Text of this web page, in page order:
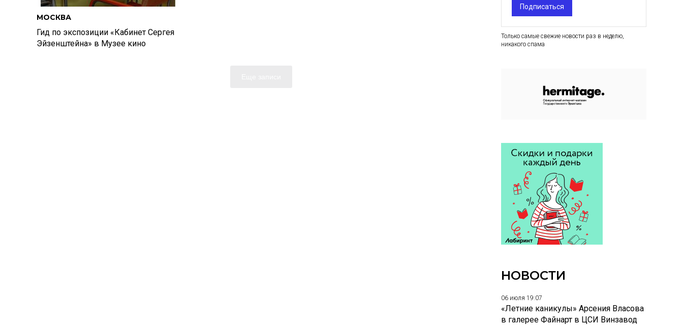
МОСКВА
Гид по экспозиции «Кабинет Сергея
Эйзенштейна» в Музее кино
Подписаться
Только самые свежие новости раз в неделю,
никакого спама
НОВОСТИ
06 июля 19:07
«Летние каникулы» Арсения Власова
в галерее Файнарт в ЦСИ Винзавод